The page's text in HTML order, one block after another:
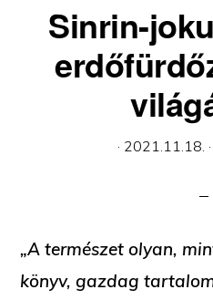
Sinrin-
· 2021.11.18. ·
„A természet olyan,
könyv, gazdag